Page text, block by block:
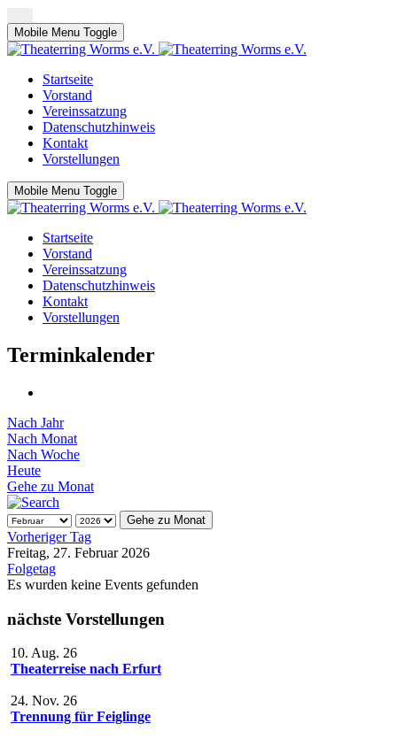
Mobile Menu Toggle
Startseite
Vorstand
Vereinssatzung
Datenschutzhinweis
Kontakt
Vorstellungen
Mobile Menu Toggle
Startseite
Vorstand
Vereinssatzung
Datenschutzhinweis
Kontakt
Vorstellungen
Terminkalender
Nach Jahr
Nach Monat
Nach Woche
Heute
Gehe zu Monat
Gehe zu Monat
Vorheriger Tag
Freitag, 27. Februar 2026
Folgetag
Es wurden keine Events gefunden
nächste Vorstellungen
10. Aug. 26
Theaterreise nach Erfurt
24. Nov. 26
Trennung für Feiglinge